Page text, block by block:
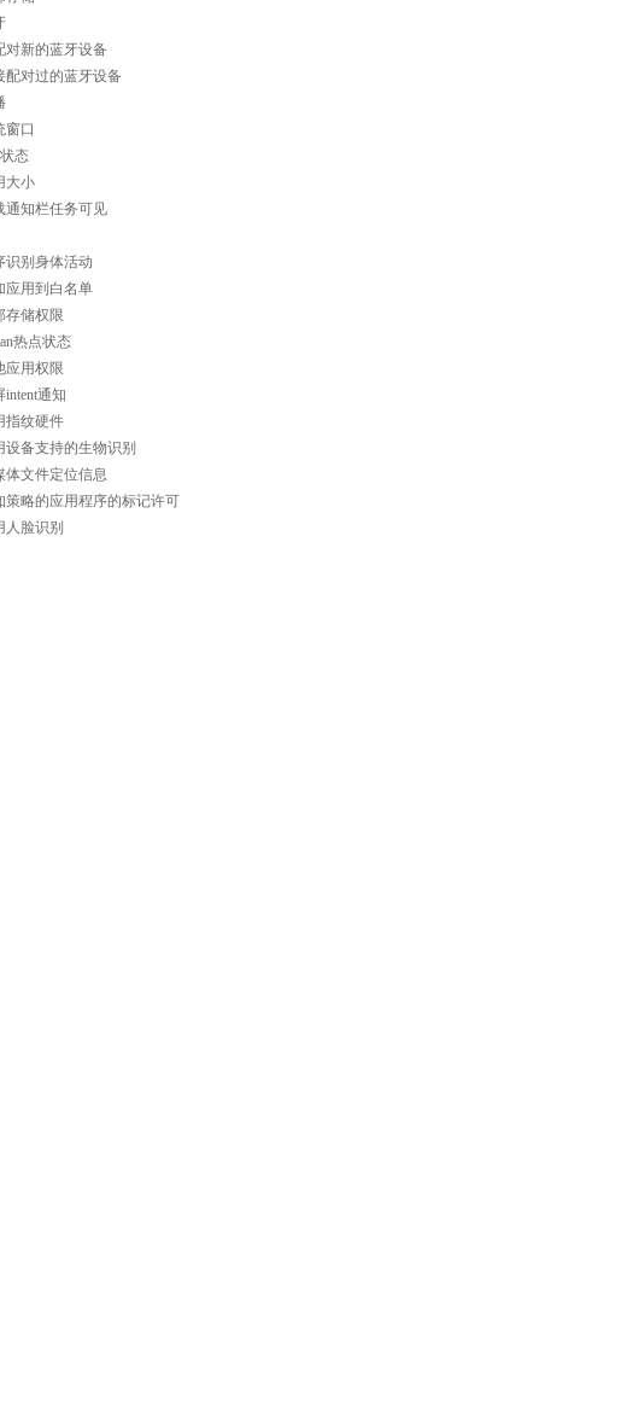
对新的蓝牙设备
配对过的蓝牙设备
窗口
态
大小
通知栏任务可见
识别身体活动
应用到白名单
存储权限
热点状态
应用权限
通知
指纹硬件
设备支持的生物识别
体文件定位信息
策略的应用程序的标记许可
人脸识别